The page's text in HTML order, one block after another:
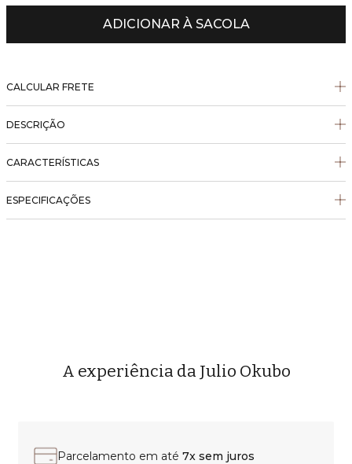
ADICIONAR À SACOLA
CALCULAR FRETE
DESCRIÇÃO
CARACTERÍSTICAS
ESPECIFICAÇÕES
A experiência da Julio Okubo
Parcelamento em até 7x sem juros